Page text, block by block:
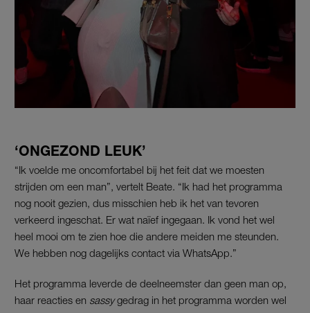
‘ONGEZOND LEUK’
“Ik voelde me oncomfortabel bij het feit dat we moesten
strijden om een man”, vertelt Beate. “Ik had het programma
nog nooit gezien, dus misschien heb ik het van tevoren
verkeerd ingeschat. Er wat naïef ingegaan. Ik vond het wel
heel mooi om te zien hoe die andere meiden me steunden.
We hebben nog dagelijks contact via WhatsApp.”
Het programma leverde de deelneemster dan geen man op,
haar reacties en sassygedrag in het programma worden wel